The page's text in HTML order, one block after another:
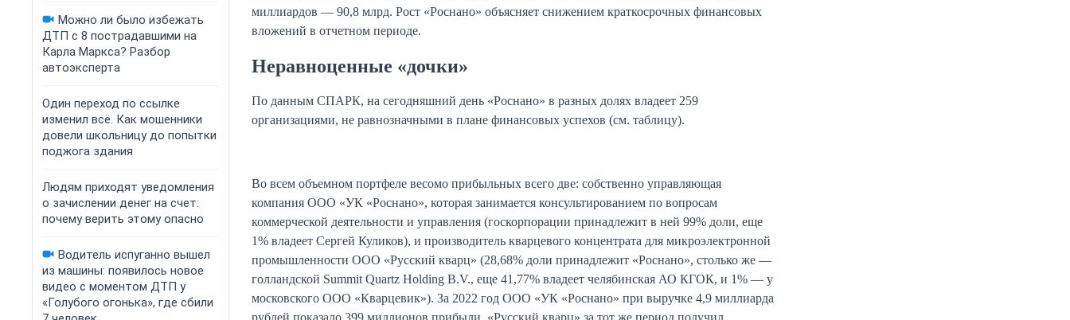
Можно ли было избежать
ДТП с 8 пострадавшими на
Карла Маркса? Разбор
автоэксперта
Один переход по ссылке
изменил всё. Как мошенники
довели школьницу до попытки
поджога здания
Людям приходят уведомления
о зачислении денег на счет:
почему верить этому опасно
Водитель испуганно вышел
из машины: появилось новое
видео с моментом ДТП у
«Голубого огонька», где сбили
миллиардов — 90,8 млрд. Рост «Роснано» объясняет снижением краткосрочных финансовых
вложений в отчетном периоде.
Неравноценные «дочки»
По данным СПАРК, на сегодняшний день «Роснано» в разных долях владеет 259
организациями, не равнозначными в плане финансовых успехов (см. таблицу).
Во всем объемном портфеле весомо прибыльных всего две: собственно управляющая
компания ООО «УК «Роснано», которая занимается консультированием по вопросам
коммерческой деятельности и управления (госкорпорации принадлежит в ней 99% доли, еще
1% владеет Сергей Куликов), и производитель кварцевого концентрата для микроэлектронной
промышленности ООО «Русский кварц» (28,68% доли принадлежит «Роснано», столько же —
голландской Summit Quartz Holding B.V., еще 41,77% владеет челябинская АО КГОК, и 1% — у
московского ООО «Кварцевик»). За 2022 год ООО «УК «Роснано» при выручке 4,9 миллиарда
рублей показало 399 миллионов прибыли, «Русский кварц» за тот же период получил